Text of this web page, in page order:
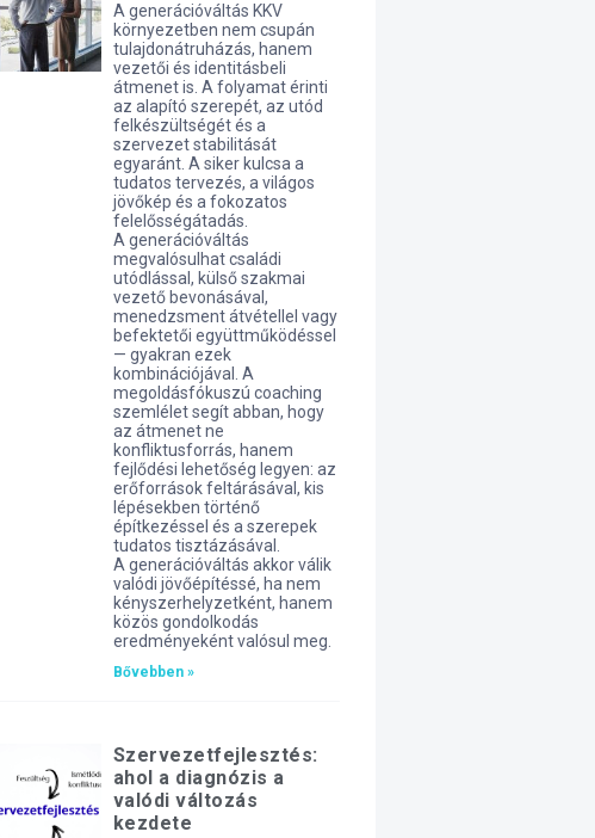
A generációváltás KKV
környezetben nem csupán
tulajdonátruházás, hanem
vezetői és identitásbeli
átmenet is. A folyamat érinti
az alapító szerepét, az utód
felkészültségét és a
szervezet stabilitását
egyaránt. A siker kulcsa a
tudatos tervezés, a világos
jövőkép és a fokozatos
felelősségátadás.
A generációváltás
megvalósulhat családi
utódlással, külső szakmai
vezető bevonásával,
menedzsment átvétellel vagy
befektetői együttműködéssel
— gyakran ezek
kombinációjával. A
megoldásfókuszú coaching
szemlélet segít abban, hogy
az átmenet ne
konfliktusforrás, hanem
fejlődési lehetőség legyen: az
erőforrások feltárásával, kis
lépésekben történő
építkezéssel és a szerepek
tudatos tisztázásával.
A generációváltás akkor válik
valódi jövőépítéssé, ha nem
kényszerhelyzetként, hanem
közös gondolkodás
eredményeként valósul meg.
Bővebben »
Szervezetfejlesztés:
ahol a diagnózis a
valódi változás
kezdete